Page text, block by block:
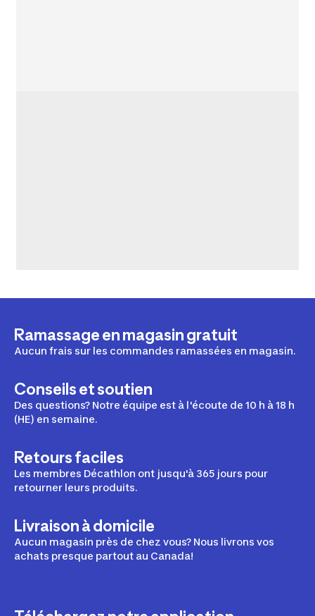
Ramassage en magasin gratuit
Aucun frais sur les commandes ramassées en magasin.
Conseils et soutien
Des questions? Notre équipe est à l'écoute de 10 h à 18 h
(HE) en semaine.
Retours faciles
Les membres Décathlon ont jusqu'à 365 jours pour
retourner leurs produits.
Livraison à domicile
Aucun magasin près de chez vous? Nous livrons vos
achats presque partout au Canada!